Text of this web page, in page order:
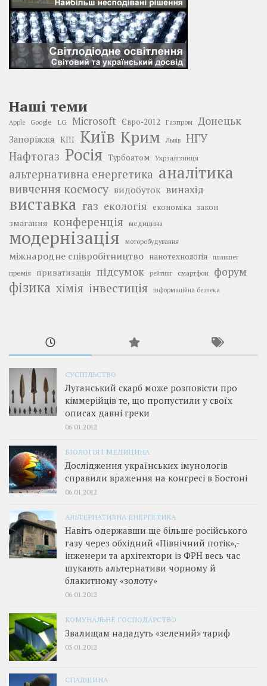
Наші теми
Apple Google LG Microsoft Євро-2012 Газпром Донецьк
Запоріжжя КПІ Київ Крим Львів
НГУ
Нафтогаз Росія Турбоатом Укрзалізниця
альтернативна енергетика аналітика
вивчення космосу видобуток винахід
виставка газ екологія економіка закон
змагання конференція медицина
модернізація моторобудування
міжнародне співробітництво нанотехнологія планшет
премія приватизація підсумок рейтинг смартфон форум
фізика хімія інвестиція інформаційна безпека
СУСПІЛЬСТВО
Луганський скарб може розповісти про
кіммерійців те, що пропустили у своїх
описах давні греки
06.01.2012
БІОЛОГІЯ І МЕДИЦИНА
Дослідження українських імунологів
справили враження на конгресі в Бостоні
06.01.2012
АЛЬТЕРНАТИВНА ЕНЕРГЕТИКА
Навіть одержавши ще більше російського
газу через обхідний «Північний потік»,­
інженери та архітектори із ФРН весь час
шукають альтернативи чорному й
блакитному «золоту»
06.01.2012
КОМУНАЛЬНЕ ГОСПОДАРСТВО
Звалищам нададуть «зелений» тариф
05.01.2012
СПАДЩИНА